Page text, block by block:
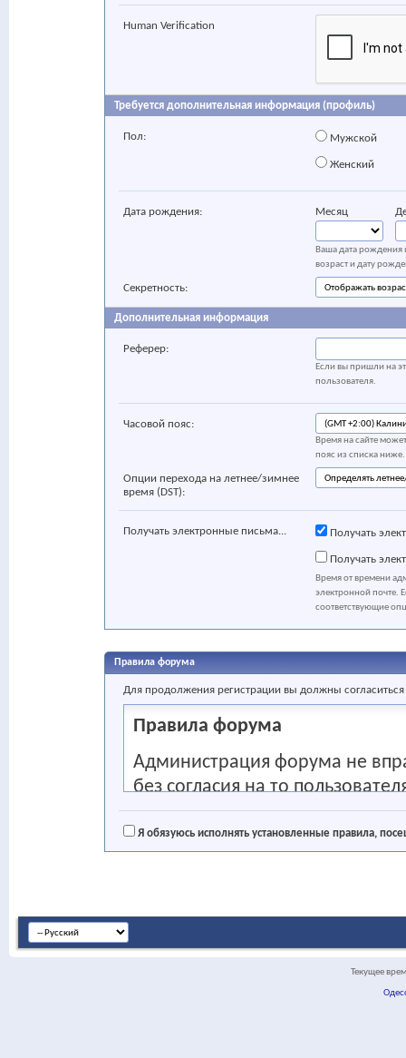
Human Verification
Требуется дополнительная информация (профиль)
Пол: Мужской
Женский
Дата рождения: Месяц
Ваша дата рождения
возраст и дату
Секретность:
Дополнительная информация
Реферер:
Если вы пришли на
пользователя.
Часовой пояс:
Время на сайте
пояс из списка ниже.
Опции перехода на летнее/зимнее
время (DST):
Получать электронные письма... Получать
Получать
Время от времени
электронной почте.
соответствующие
Правила форума
Для продолжения регистрации вы должны
Правила форума
Администрация форума не
без согласия на то
данным пользователя которые
IP-адрес. Данные сведения
Регистрация на сайте
рекомендуем вам
согласны со всеми условиями,
исполнять установленные
Я обязуюсь исполнять установленные правила,
Текущее